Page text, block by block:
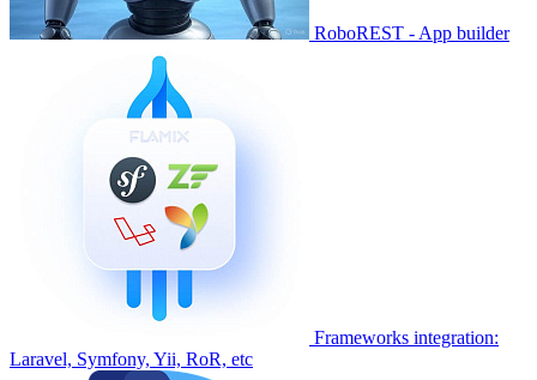
RoboREST - App builder
Frameworks integration:
Laravel, Symfony, Yii, RoR, etc